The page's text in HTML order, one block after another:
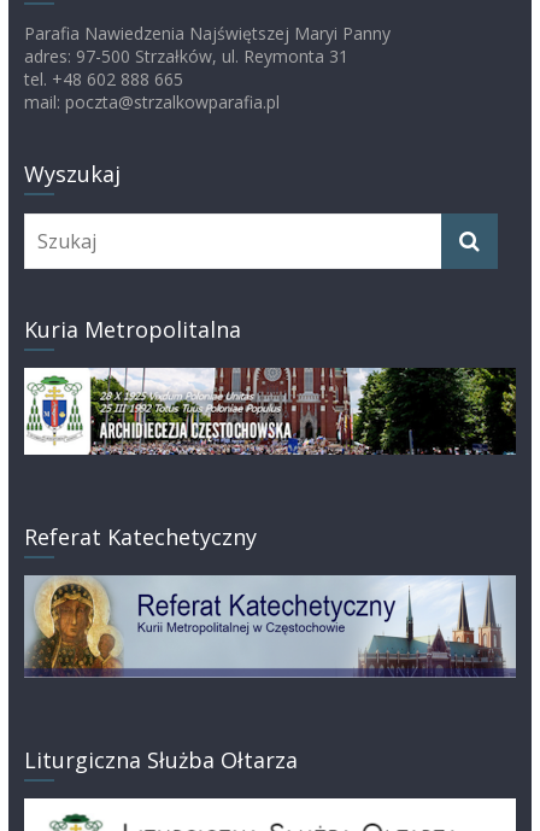
Parafia Nawiedzenia Najświętszej Maryi Panny
adres: 97-500 Strzałków, ul. Reymonta 31
tel. +48 602 888 665
mail: poczta@strzalkowparafia.pl
Wyszukaj
Kuria Metropolitalna
Referat Katechetyczny
Liturgiczna Służba Ołtarza